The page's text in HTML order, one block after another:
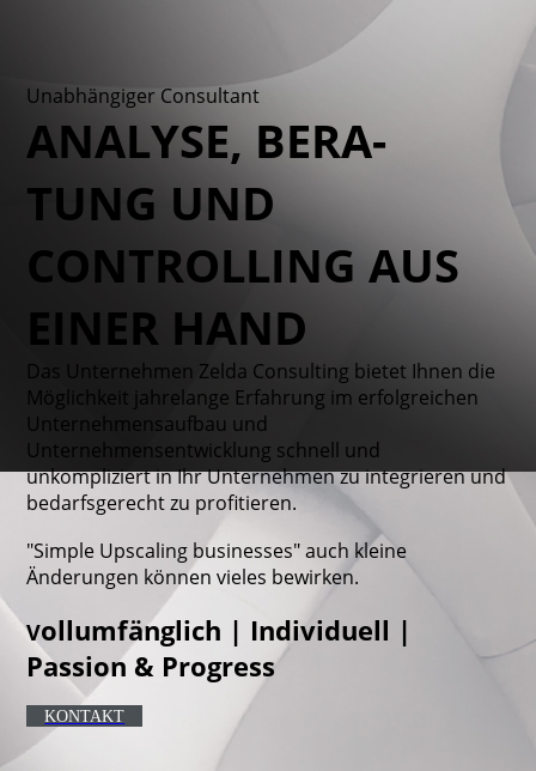
Unabhängiger Consultant
ANALYSE, BE­RA­
TUNG UND
CONTROL­LING AUS
EINER HAND
Das Unternehmen Zelda Consulting bietet Ihnen die
Möglichkeit jahrelange Erfahrung im erfolgreichen
Unternehmensaufbau und
Unternehmensentwicklung schnell und
unkompliziert in Ihr Unternehmen zu integrieren und
bedarfsgerecht zu profitieren.
"Simple Upscaling businesses" auch kleine
Änderungen können vieles bewirken.
Vollumfänglich | Individuell |
Passion & Progress
KONTAKT